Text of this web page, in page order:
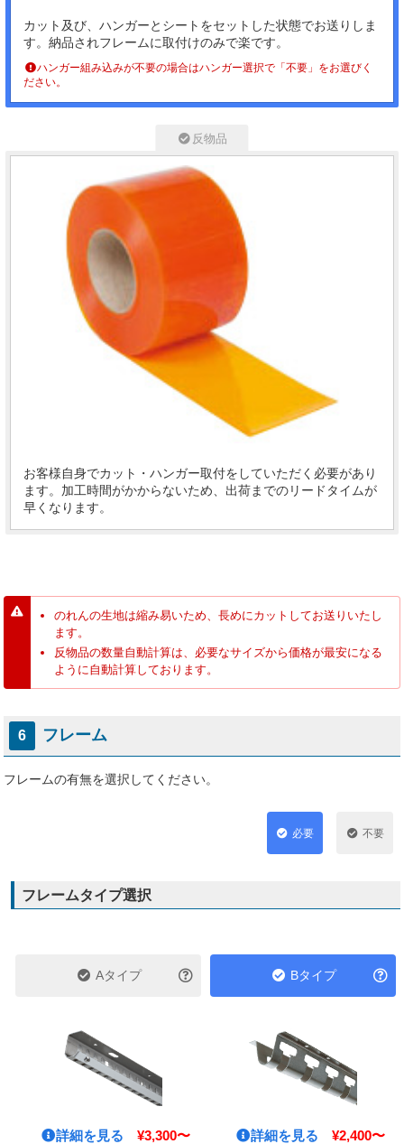
カット及び、ハンガーとシートをセットした状態でお送りしま
す。納品されフレームに取付けのみで楽です。
ハンガー組み込みが不要の場合はハンガー選択で「不要」をお選びく
ださい。
反物品
お客様自身でカット・ハンガー取付をしていただく必要があり
ます。加工時間がかからないため、出荷までのリードタイムが
早くなります。
のれんの生地は縮み易いため、長めにカットしてお送りいたし
ます。
反物品の数量自動計算は、必要なサイズから価格が最安になる
ように自動計算しております。
6 フレーム
フレームの有無を選択してください。
必要 不要
フレームタイプ選択
Aタイプ
¥3,300〜
詳細を見る
Bタイプ
¥2,400〜
詳細を見る